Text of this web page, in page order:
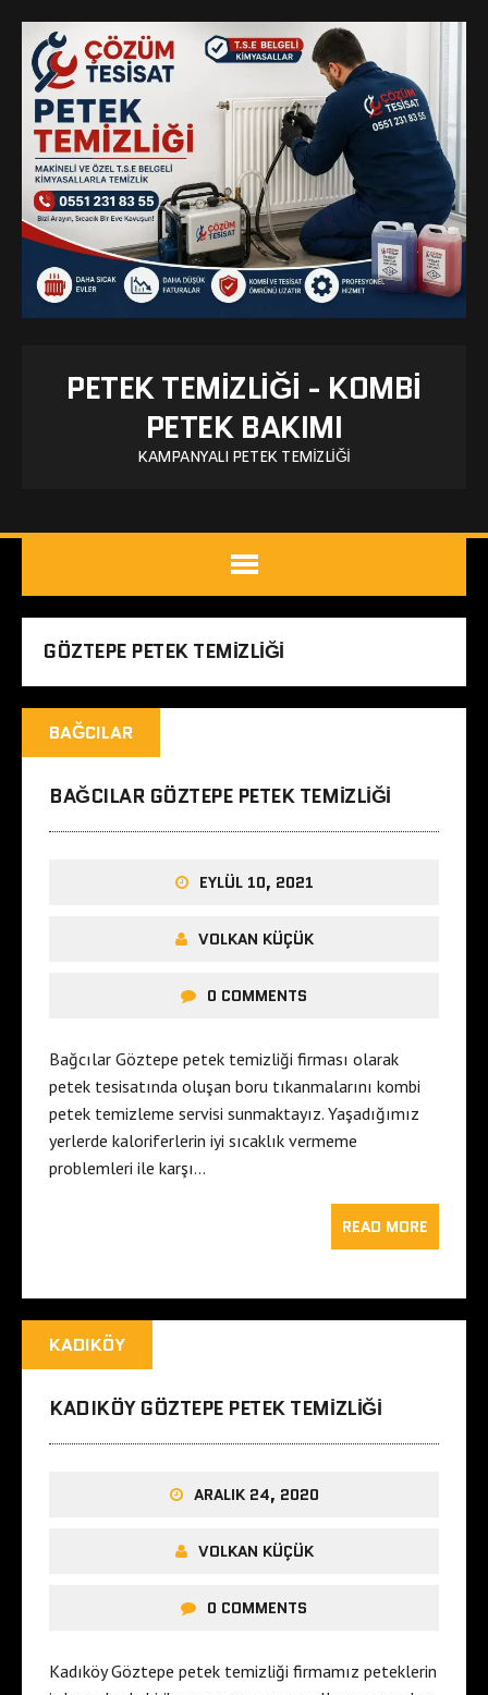
PETEK TEMIZLIĞI - KOMBI
PETEK BAKIMI
KAMPANYALI PETEK TEMIZLIĞI
GÖZTEPE PETEK TEMIZLIĞI
BAĞCILAR
BAĞCILAR GÖZTEPE PETEK TEMIZLIĞI
EYLÜL 10, 2021
VOLKAN KÜÇÜK
0 COMMENTS
Bağcılar Göztepe petek temizliği firması olarak
petek tesisatında oluşan boru tıkanmalarını kombi
petek temizleme servisi sunmaktayız. Yaşadığımız
yerlerde kaloriferlerin iyi sıcaklık vermeme
problemleri ile karşı…
READ MORE
KADIKÖY
KADIKÖY GÖZTEPE PETEK TEMIZLIĞI
ARALIK 24, 2020
VOLKAN KÜÇÜK
0 COMMENTS
Kadıköy Göztepe petek temizliği firmamız peteklerin